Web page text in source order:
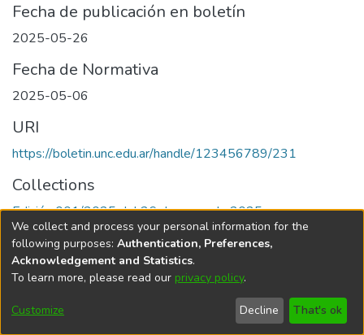
Fecha de publicación en boletín
2025-05-26
Fecha de Normativa
2025-05-06
URI
https://boletin.unc.edu.ar/handle/123456789/231
Collections
Edición 001/2025 del 26 de mayo de 2025
Universidad Nacional de Córdoba
We collect and process your personal information for the
following purposes: Authentication, Preferences,
Acknowledgement and Statistics.
To learn more, please read our privacy policy.
Customize Decline That's ok